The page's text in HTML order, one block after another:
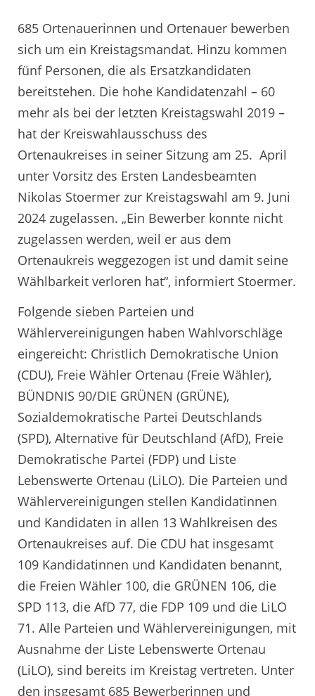
685 Ortenauerinnen und Ortenauer bewerben
sich um ein Kreistagsmandat. Hinzu kommen
fünf Personen, die als Ersatzkandidaten
bereitstehen. Die hohe Kandidatenzahl – 60
mehr als bei der letzten Kreistagswahl 2019 –
hat der Kreiswahlausschuss des
Ortenaukreises in seiner Sitzung am 25. April
unter Vorsitz des Ersten Landesbeamten
Nikolas Stoermer zur Kreistagswahl am 9. Juni
2024 zugelassen. „Ein Bewerber konnte nicht
zugelassen werden, weil er aus dem
Ortenaukreis weggezogen ist und damit seine
Wählbarkeit verloren hat“, informiert Stoermer.
Folgende sieben Parteien und
Wählervereinigungen haben Wahlvorschläge
eingereicht: Christlich Demokratische Union
(CDU), Freie Wähler Ortenau (Freie Wähler),
BÜNDNIS 90/DIE GRÜNEN (GRÜNE),
Sozialdemokratische Partei Deutschlands
(SPD), Alternative für Deutschland (AfD), Freie
Demokratische Partei (FDP) und Liste
Lebenswerte Ortenau (LiLO). Die Parteien und
Wählervereinigungen stellen Kandidatinnen
und Kandidaten in allen 13 Wahlkreisen des
Ortenaukreises auf. Die CDU hat insgesamt
109 Kandidatinnen und Kandidaten benannt,
die Freien Wähler 100, die GRÜNEN 106, die
SPD 113, die AfD 77, die FDP 109 und die LiLO
71. Alle Parteien und Wählervereinigungen, mit
Ausnahme der Liste Lebenswerte Ortenau
(LiLO), sind bereits im Kreistag vertreten. Unter
den insgesamt 685 Bewerberinnen und